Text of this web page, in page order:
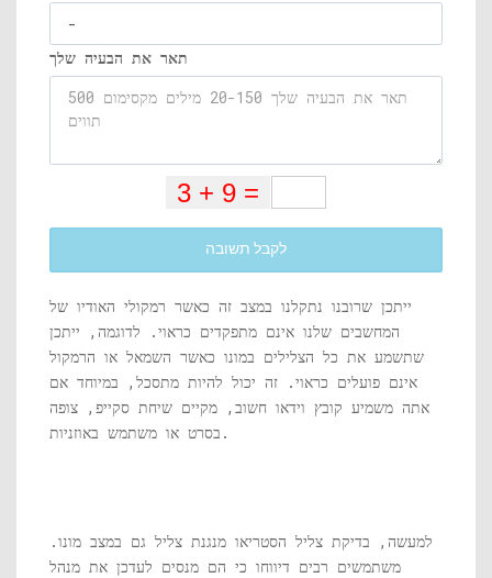
תאר את הבעיה שלך
לקבל תשובה
ייתכן שרובנו נתקלנו במצב זה כאשר רמקולי האודיו של
המחשבים שלנו אינם מתפקדים כראוי. לדוגמה, ייתכן
שתשמע את כל הצלילים במונו כאשר השמאל או הרמקול
אינם פועלים כראוי. זה יכול להיות מתסכל, במיוחד אם
אתה משמיע קובץ וידאו חשוב, מקיים שיחת סקייפ, צופה
בסרט או משתמש באוזניות.
למעשה, בדיקת צליל הסטריאו מנגנת צליל גם במצב מונו.
משתמשים רבים דיווחו כי הם מנסים לעדכן את מנהל